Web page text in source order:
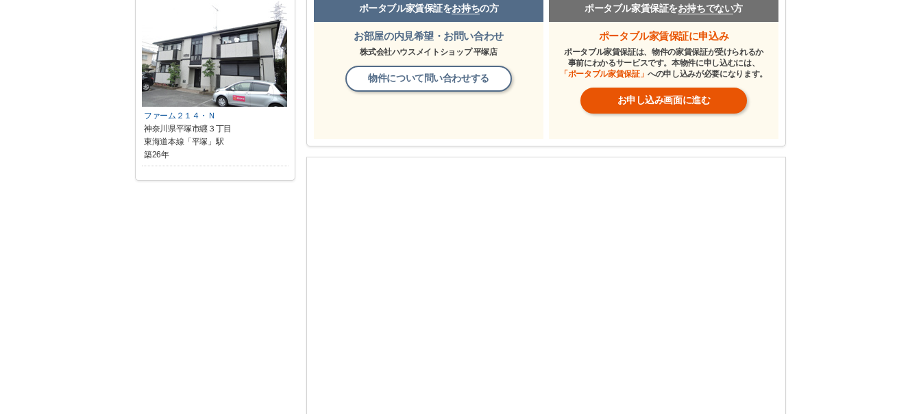
ポータブル家賃保証をお持ちの方
お部屋の内見希望・お問い合わせ
株式会社ハウスメイトショップ 平塚店
物件について問い合わせする
ポータブル家賃保証をお持ちでない方
ポータブル家賃保証に申込み
ポータブル家賃保証は、物件の家賃保証が受けられるか
事前にわかるサービスです。本物件に申し込むには、
「ポータブル家賃保証」への申し込みが必要になります。
お申し込み画面に進む
ファーム２１４・Ｎ
神奈川県平塚市纒３丁目
東海道本線「平塚」駅
築26年